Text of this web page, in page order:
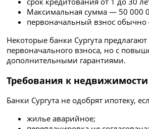
Максимальная сумма — 50 000
первоначальный взнос обычно
Некоторые банки Сургута предлагают
первоначального взноса, но с
дополнительными гарантиями.
Требования к недвижимости
Банки Сургута не одобрят ипотеку,
жилье аварийное;